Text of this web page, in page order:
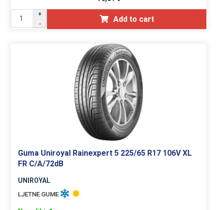
+
-
Add to cart
Guma Uniroyal Rainexpert 5 225/65 R17 106V XL
FR C/A/72dB
UNIROYAL
LJETNE GUME